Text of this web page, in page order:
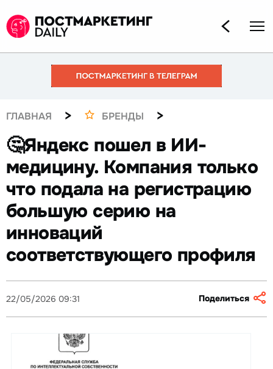
ГЛАВНАЯ > БРЕНДЫ >
🤔Яндекс пошел в ИИ-
медицину. Компания только
что подала на регистрацию
большую серию на
инноваций
соответствующего профиля
22/05/2026 09:31 Поделиться